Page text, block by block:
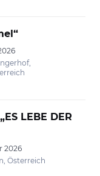
LEBE DER
2026
Österreich